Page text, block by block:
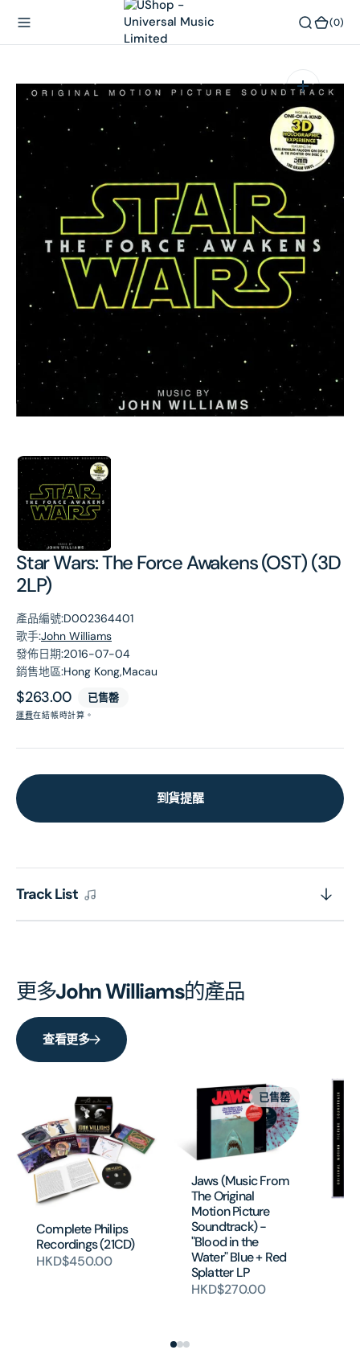
(0)
Star Wars: The Force Awakens (OST) (3D
2LP)
產品編號:D002364401
歌手:John Williams
發佈日期:2016-07-04
銷售地區:Hong Kong,Macau
原
價
$263.00 已售罄
運費在結帳時計算。
到貨提醒
Track List
相
簿
中
第
1
張
更多John Williams的產品
查看更多
Complete Philips
Recordings (21CD)
HKD$450.00
Jaws (Music From
The Original
Motion Picture
Soundtrack) -
"Blood in the
Water" Blue + Red
Splatter LP
HKD$270.00
已售罄